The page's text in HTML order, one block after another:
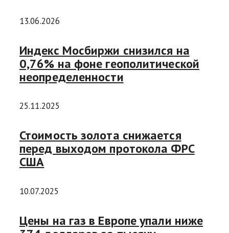
13.06.2026
Индекс Мосбиржи снизился на
0,76% на фоне геополитической
неопределенности
25.11.2025
Стоимость золота снижается
перед выходом протокола ФРС
США
10.07.2025
Цены на газ в Европе упали ниже